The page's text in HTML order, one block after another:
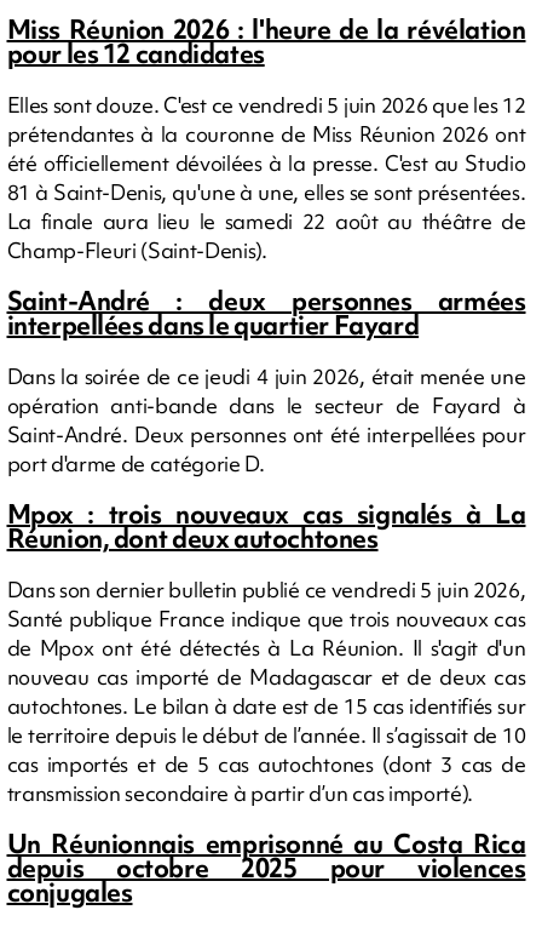
Miss Réunion 2026 : l'heure de la révélation
pour les 12 candidates
Elles sont douze. C'est ce vendredi 5 juin 2026 que les 12
prétendantes à la couronne de Miss Réunion 2026 ont
été officiellement dévoilées à la presse. C'est au Studio
81 à Saint-Denis, qu'une à une, elles se sont présentées.
La finale aura lieu le samedi 22 août au théâtre de
Champ-Fleuri (Saint-Denis).
Saint-André : deux personnes armées
interpellées dans le quartier Fayard
Dans la soirée de ce jeudi 4 juin 2026, était menée une
opération anti-bande dans le secteur de Fayard à
Saint-André. Deux personnes ont été interpellées pour
port d'arme de catégorie D.
Mpox : trois nouveaux cas signalés à La
Réunion, dont deux autochtones
Dans son dernier bulletin publié ce vendredi 5 juin 2026,
Santé publique France indique que trois nouveaux cas
de Mpox ont été détectés à La Réunion. Il s'agit d'un
nouveau cas importé de Madagascar et de deux cas
autochtones. Le bilan à date est de 15 cas identifiés sur
le territoire depuis le début de l’année. Il s’agissait de 10
cas importés et de 5 cas autochtones (dont 3 cas de
transmission secondaire à partir d’un cas importé).
Un Réunionnais emprisonné au Costa Rica
depuis octobre 2025 pour violences
conjugales